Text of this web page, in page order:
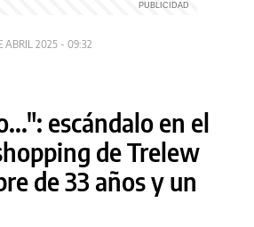
ABRIL 2025 - 09:32
escándalo en el
de Trelew
de 33 años y un